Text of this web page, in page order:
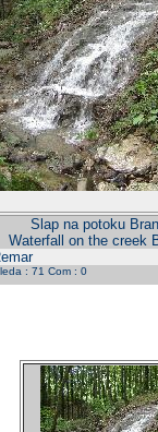
Slap na potoku
Waterfall on the creek
: 71 Com : 0